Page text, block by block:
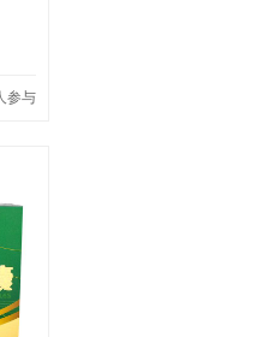
参与